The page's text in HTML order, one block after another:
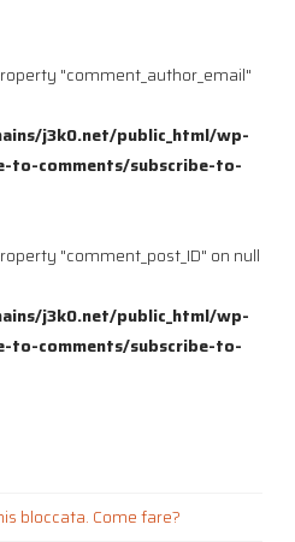
"comment_author_email"
j3k0.net/public_html/wp-
to-comments/subscribe-to-
"comment_post_ID" on null
j3k0.net/public_html/wp-
to-comments/subscribe-to-
bloccata. Come fare?